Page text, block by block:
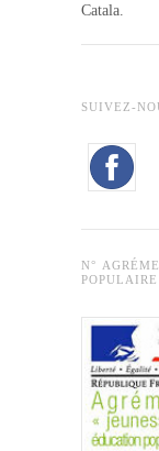
Catala.
SUIVEZ-
N°